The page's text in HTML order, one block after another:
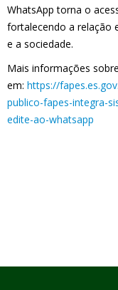
WhatsApp torna o
fortalecendo a relação
e a sociedade.
Mais informações
em: https://
publico-fapes-integra-
edite-ao-whatsapp